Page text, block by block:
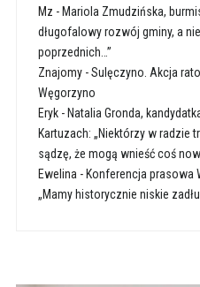
Mz - Mariola Zmudzińska,
długofalowy rozwój gminy, a
poprzednich…”
Znajomy-Sulęczyno. Akcja
Węgorzyno
Eryk- Natalia Gronda,
Kartuzach: „Niektórzy w radzie
sądzę, że mogą wnieść coś
Ewelina - Konferencja prasowa
„Mamy historycznie niskie